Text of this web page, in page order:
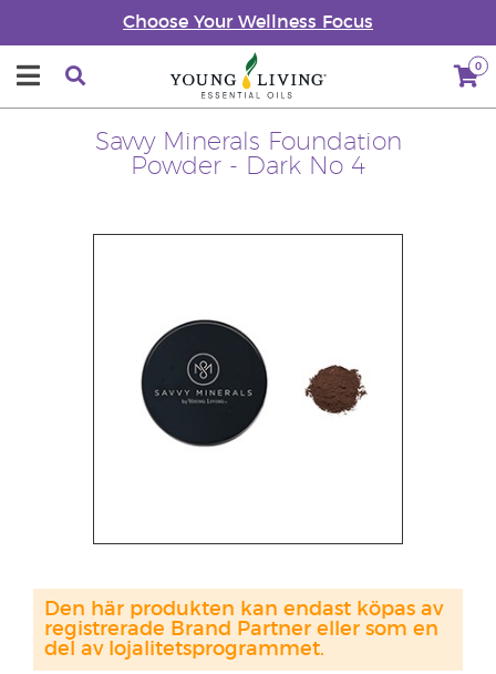
Choose Your Wellness Focus
0
Savvy Minerals Foundation
Powder - Dark No 4
Den här produkten kan endast köpas av
registrerade Brand Partner eller som en
del av lojalitetsprogrammet.